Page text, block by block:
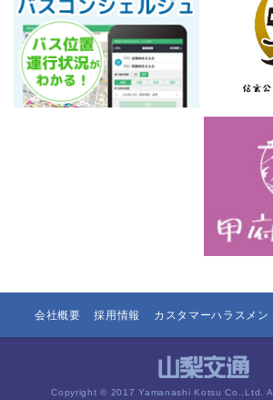
会社概要 採用情報 カスタマーハラスメ
Copyright © 2017 Yamanashi Kotsu Co.,Ltd.